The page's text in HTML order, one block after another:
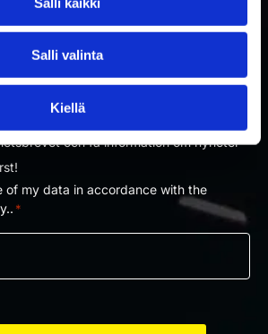
Salli valinta
Kiellä
RAKETTITUKKU
och få information om nyheter
of my data in accordance with the
*